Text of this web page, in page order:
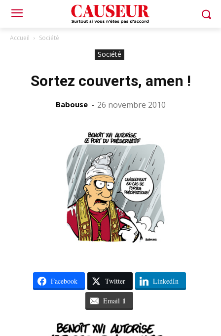
Accueil Société
Société
Sortez couverts, amen !
Babouse - 26 novembre 2010
Facebook Twitter LinkedIn
Email 1